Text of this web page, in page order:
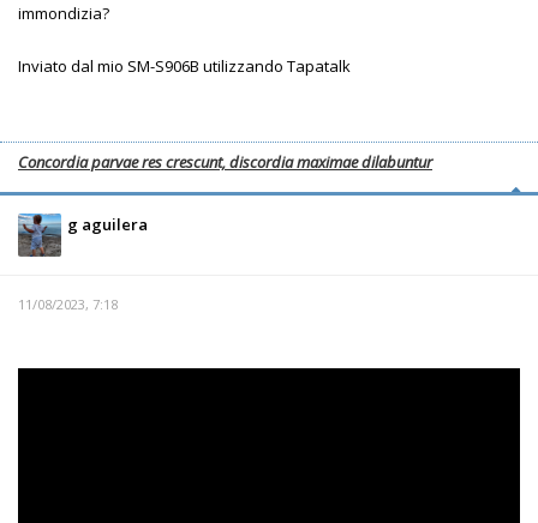
immondizia?
Inviato dal mio SM-S906B utilizzando Tapatalk
Concordia parvae res crescunt, discordia maximae dilabuntur
g aguilera
11/08/2023, 7:18